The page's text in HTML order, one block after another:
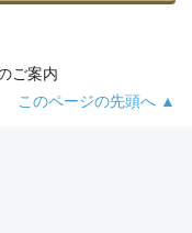
ご案内
このページの先頭へ ▲